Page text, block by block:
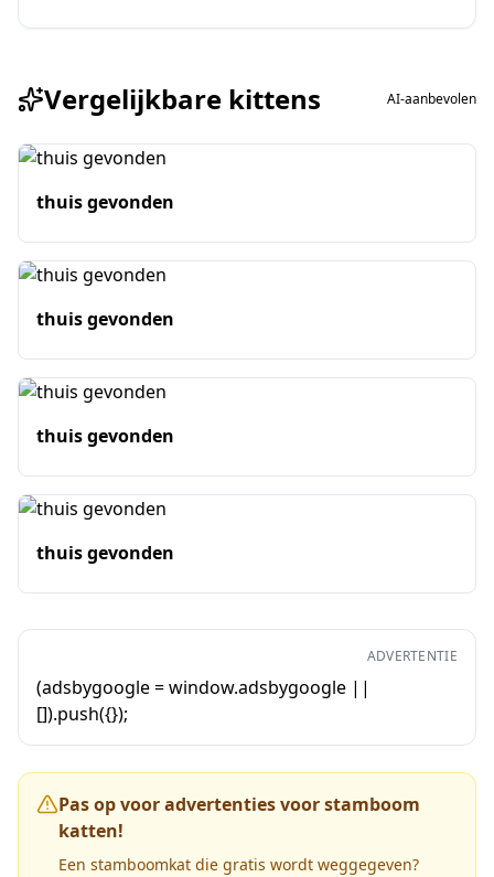
Vergelijkbare kittens AI-aanbevolen
thuis gevonden
thuis gevonden
thuis gevonden
thuis gevonden
ADVERTENTIE
(adsbygoogle = window.adsbygoogle ||
[]).push({});
Pas op voor advertenties voor stamboom
katten!
Een stamboomkat die gratis wordt weggegeven?